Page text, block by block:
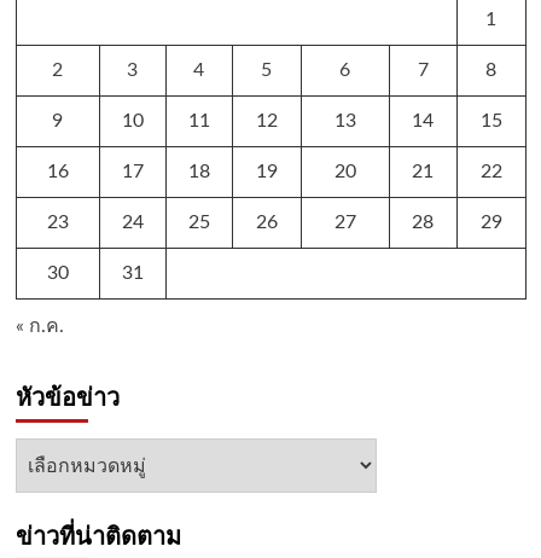
1
2 3 4 5 6 7 8
9 10 11 12 13 14 15
16 17 18 19 20 21 22
23 24 25 26 27 28 29
30 31
« ก.ค.
หัวข้อข่าว
หัวข้อ
ข่าวที่น่าติดตาม